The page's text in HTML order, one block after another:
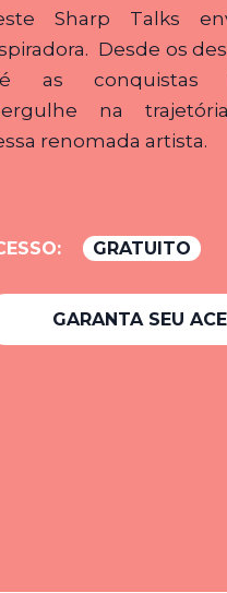
Sharp Talks
Desde os
as conquistas
na
renomada artista.
GRATUITO
GARANTA SEU